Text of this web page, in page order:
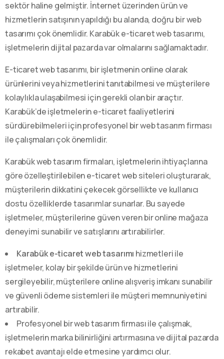
sektör haline gelmiştir. İnternet üzerinden ürün ve
hizmetlerin satışının yapıldığı bu alanda, doğru bir web
tasarımı çok önemlidir. Karabük e-ticaret web tasarımı,
işletmelerin dijital pazarda var olmalarını sağlamaktadır.
E-ticaret web tasarımı, bir işletmenin online olarak
ürünlerini veya hizmetlerini tanıtabilmesi ve müşterilere
kolaylıkla ulaşabilmesi için gerekli olan bir araçtır.
Karabük’de işletmelerin e-ticaret faaliyetlerini
sürdürebilmeleri için profesyonel bir web tasarım firması
ile çalışmaları çok önemlidir.
Karabük web tasarım firmaları, işletmelerin ihtiyaçlarına
göre özelleştirilebilen e-ticaret web siteleri oluşturarak,
müşterilerin dikkatini çekecek görsellikte ve kullanıcı
dostu özelliklerde tasarımlar sunarlar. Bu sayede
işletmeler, müşterilerine güven veren bir online mağaza
deneyimi sunabilir ve satışlarını artırabilirler.
Karabük e-ticaret web tasarımı hizmetleri ile
işletmeler, kolay bir şekilde ürün ve hizmetlerini
sergileyebilir, müşterilere online alışveriş imkanı sunabilir
ve güvenli ödeme sistemleri ile müşteri memnuniyetini
artırabilir.
Profesyonel bir web tasarım firması ile çalışmak,
işletmelerin marka bilinirliğini artırmasına ve dijital pazarda
rekabet avantajı elde etmesine yardımcı olur.